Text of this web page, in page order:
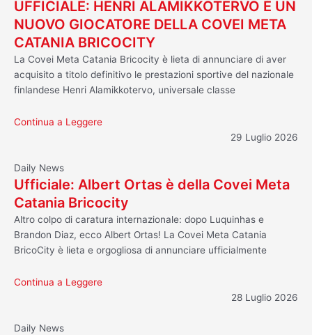
UFFICIALE: HENRI ALAMIKKOTERVO È UN
NUOVO GIOCATORE DELLA COVEI META
CATANIA BRICOCITY
La Covei Meta Catania Bricocity è lieta di annunciare di aver
acquisito a titolo definitivo le prestazioni sportive del nazionale
finlandese Henri Alamikkotervo, universale classe
Continua a Leggere
29 Luglio 2026
Daily News
Ufficiale: Albert Ortas è della Covei Meta
Catania Bricocity
Altro colpo di caratura internazionale: dopo Luquinhas e
Brandon Diaz, ecco Albert Ortas! La Covei Meta Catania
BricoCity è lieta e orgogliosa di annunciare ufficialmente
Continua a Leggere
28 Luglio 2026
Daily News